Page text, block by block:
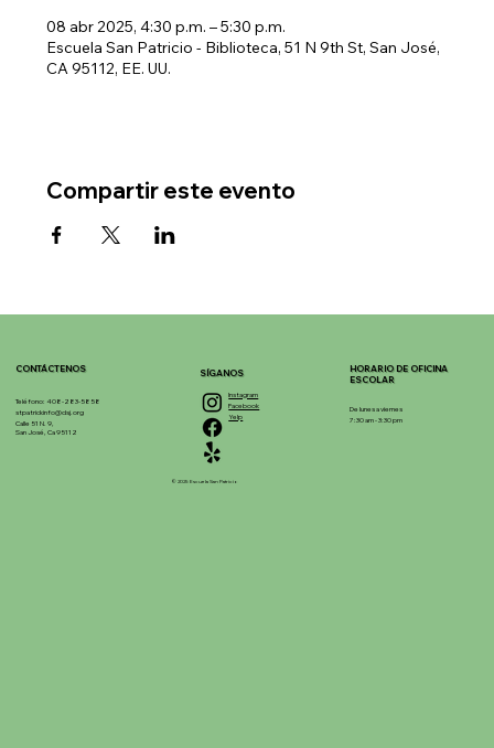
08 abr 2025, 4:30 p.m. – 5:30 p.m.
Escuela San Patricio - Biblioteca, 51 N 9th St, San José,
CA 95112, EE. UU.
Compartir este evento
CONTÁCTENOS
Teléfono: 408-283-5858
stpatrickinfo@dsj.org
Calle 51 N. 9,
San José, Ca 95112
Instagram
Facebook
Yelp
SÍGANOS
© 2025 Escuela San Patricio
HORARIO DE OFICINA
ESCOLAR
De lunes a viernes
7:30 am - 3:30 pm